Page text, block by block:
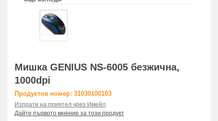
Мишка GENIUS NS-6005 безжична,
1000dpi
Продуктов номер: 31030100103
Изпрати на приятел чрез Имейл
Дайте първото мнение за този продукт